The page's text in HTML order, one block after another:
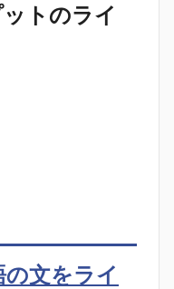
トのライ
文をライ